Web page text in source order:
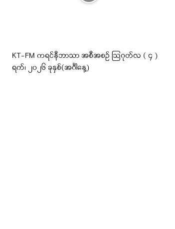
KT-FM ကရင်နီဘာသာ အစီအစဉ် ဩဂုတ်လ ( ၄ )
ရက်၊ ၂၀၂၆ ခုနှစ်(အင်္ဂါနေ့)